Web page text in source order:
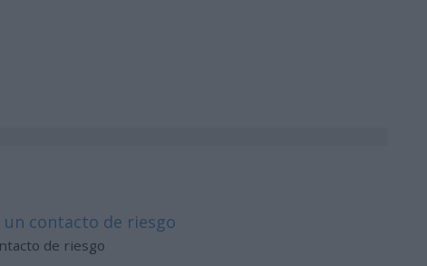
un contacto de riesgo
de riesgo